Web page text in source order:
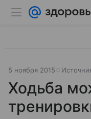
5 ноября 2015
Ходьба